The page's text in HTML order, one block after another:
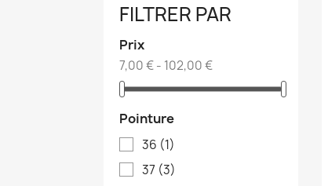
FILTRER PAR
Prix
7,00 € - 102,00 €
Pointure
36 (1)
37 (3)